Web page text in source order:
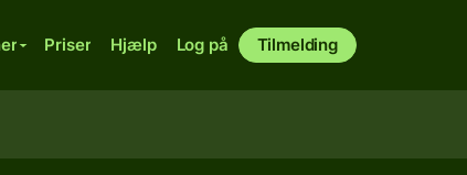
Priser Hjælp Log på Tilmelding